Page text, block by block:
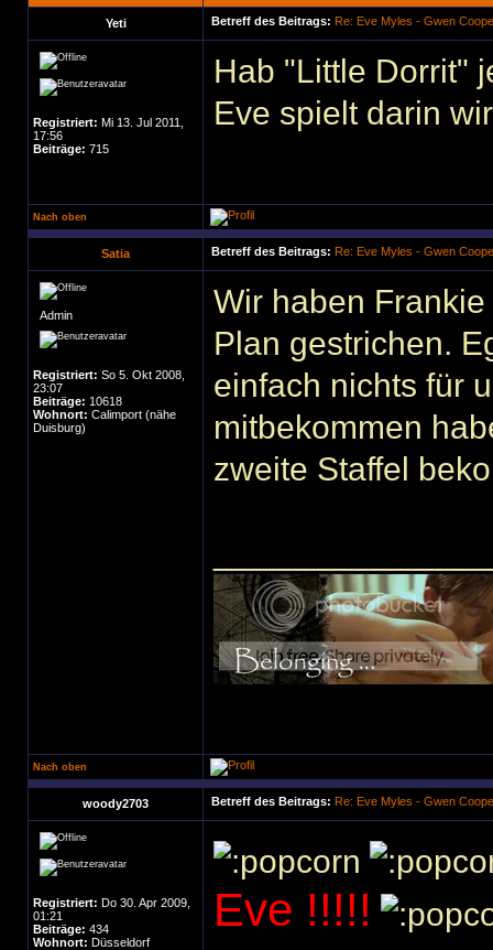
Yeti Betreff des Beitrags: Re: Eve Myles - Gwen
Registriert: Mi 13. Jul 2011,
17:56
Beiträge: 715
Hab "Little Dorrit"
Eve spielt darin
Nach oben
Satia Betreff des Beitrags: Re: Eve Myles - Gwen
Admin
Registriert: So 5. Okt 2008,
23:07
Beiträge: 10618
Wohnort: Calimport (nähe
Duisburg)
Wir haben
Plan gestrichen.
einfach nichts für
mitbekommen
zweite Staffel
Nach oben
woody2703 Betreff des Beitrags: Re: Eve Myles - Gwen
Registriert: Do 30. Apr 2009,
01:21
Beiträge: 434
Wohnort: Düsseldorf
Eve !!!!!